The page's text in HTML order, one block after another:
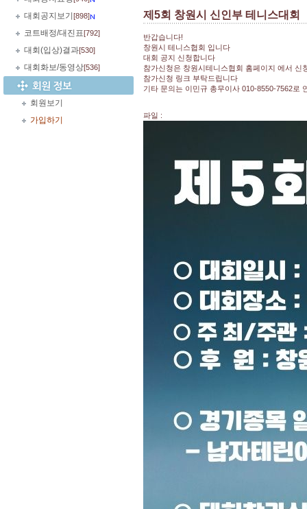
대회공지보기 [898]
코트배정/대진표[792]
대회(입상)결과[530]
대회화보/동영상[536]
회원보기
가입하기
제5회 창원시 신인부 테니스대회
반갑습니다!
창원시 테니스협회 입니다
대회 공지 신청합니다
참가신청은 창원시테니스협회 홈페이지 에서 신
참가신청 링크 부탁드립니다
기타 문의는 이민규 총무이사 010-8550-7562로
파일 :